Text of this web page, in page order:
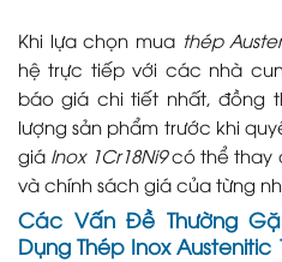
Khi lựa chọn mua thép
hệ trực tiếp với các nhà
báo giá chi tiết nhất, đồng
lượng sản phẩm trước khi
giá Inox 1Cr18Ni9có thể thay
và chính sách giá của từng
Các Vấn Đề Thường
Dụng Thép Inox Austenitic